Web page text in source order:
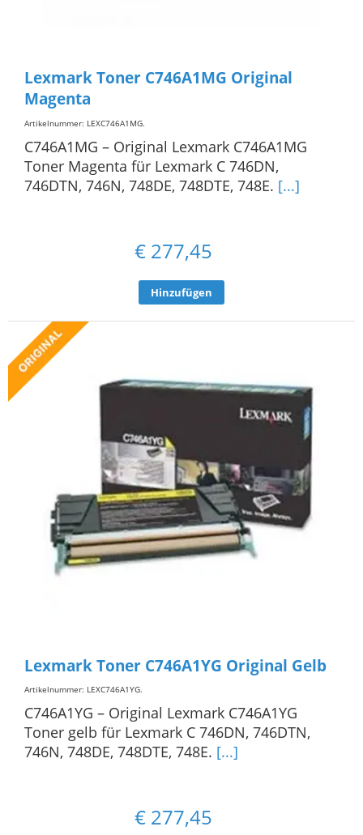
Lexmark Toner C746A1MG Original
Magenta
Artikelnummer: LEXC746A1MG.
C746A1MG – Original Lexmark C746A1MG
Toner Magenta für Lexmark C 746DN,
746DTN, 746N, 748DE, 748DTE, 748E. [...]
€ 277,45
Hinzufügen
Lexmark Toner C746A1YG Original Gelb
Artikelnummer: LEXC746A1YG.
C746A1YG – Original Lexmark C746A1YG
Toner gelb für Lexmark C 746DN, 746DTN,
746N, 748DE, 748DTE, 748E. [...]
€ 277,45